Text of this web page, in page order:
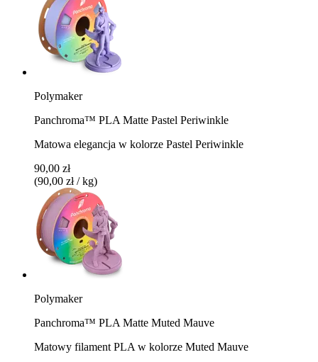
Polymaker
Panchroma™ PLA Matte Pastel Periwinkle
Matowa elegancja w kolorze Pastel Periwinkle
90,00 zł
(90,00 zł / kg)
Polymaker
Panchroma™ PLA Matte Muted Mauve
Matowy filament PLA w kolorze Muted Mauve